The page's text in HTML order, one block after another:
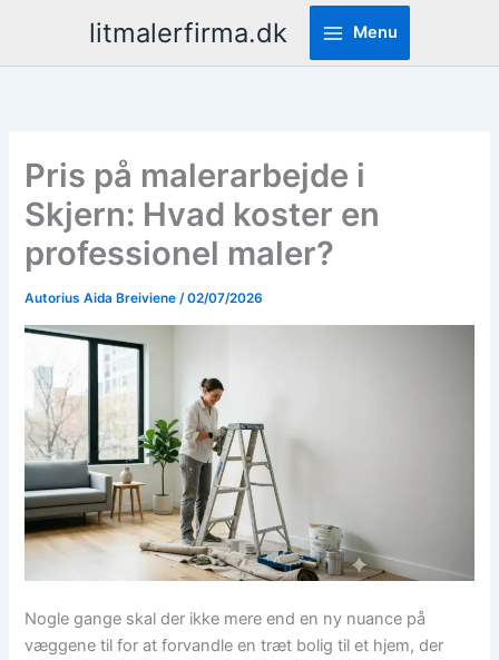
turinio
litmalerfirma.dk Menu
Pris på malerarbejde i
Skjern: Hvad koster en
professionel maler?
Autorius Aida Breiviene/02/07/2026
Nogle gange skal der ikke mere end en ny nuance på
væggene til for at forvandle en træt bolig til et hjem, der